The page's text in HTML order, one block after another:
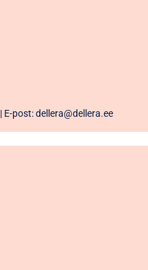
| E-post: dellera@dellera.ee